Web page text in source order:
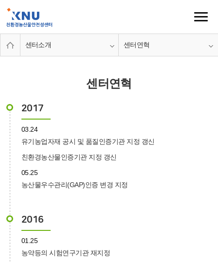
센터소개 센터연혁
센터연혁
2017
03.24
유기농업자재 공시 및 품질인증기관 지정 갱신
친환경농산물인증기관 지정 갱신
05.25
농산물우수관리(GAP)인증 변경 지정
2016
01.25
농약등의 시험연구기관 재지정